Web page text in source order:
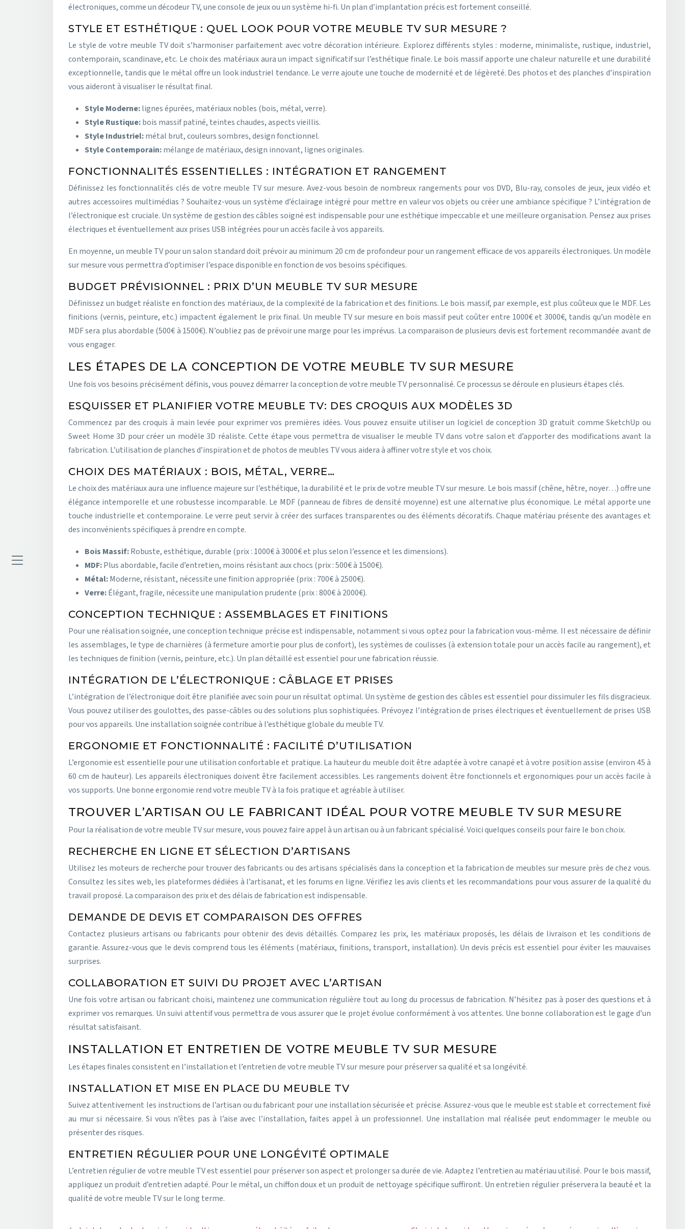
électroniques, comme un décodeur TV, une console de jeux ou un système hi-fi. Un plan d’implantation précis est fortement conseillé.
STYLE ET ESTHÉTIQUE : QUEL LOOK POUR VOTRE MEUBLE TV SUR MESURE ?
Le style de votre meuble TV doit s’harmoniser parfaitement avec votre décoration intérieure. Explorez différents styles : moderne, minimaliste, rustique, industriel,
contemporain, scandinave, etc. Le choix des matériaux aura un impact significatif sur l’esthétique finale. Le bois massif apporte une chaleur naturelle et une durabilité
exceptionnelle, tandis que le métal offre un look industriel tendance. Le verre ajoute une touche de modernité et de légèreté. Des photos et des planches d’inspiration
vous aideront à visualiser le résultat final.
Style Moderne:lignes épurées, matériaux nobles (bois, métal, verre).
Style Rustique:bois massif patiné, teintes chaudes, aspects vieillis.
Style Industriel:métal brut, couleurs sombres, design fonctionnel.
Style Contemporain:mélange de matériaux, design innovant, lignes originales.
FONCTIONNALITÉS ESSENTIELLES : INTÉGRATION ET RANGEMENT
Définissez les fonctionnalités clés de votre meuble TV sur mesure. Avez-vous besoin de nombreux rangements pour vos DVD, Blu-ray, consoles de jeux, jeux vidéo et
autres accessoires multimédias ? Souhaitez-vous un système d’éclairage intégré pour mettre en valeur vos objets ou créer une ambiance spécifique ? L’intégration de
l’électronique est cruciale. Un système de gestion des câbles soigné est indispensable pour une esthétique impeccable et une meilleure organisation. Pensez aux prises
électriques et éventuellement aux prises USB intégrées pour un accès facile à vos appareils.
En moyenne, un meuble TV pour un salon standard doit prévoir au minimum 20 cm de profondeur pour un rangement efficace de vos appareils électroniques. Un modèle
sur mesure vous permettra d’optimiser l’espace disponible en fonction de vos besoins spécifiques.
BUDGET PRÉVISIONNEL : PRIX D’UN MEUBLE TV SUR MESURE
Définissez un budget réaliste en fonction des matériaux, de la complexité de la fabrication et des finitions. Le bois massif, par exemple, est plus coûteux que le MDF. Les
finitions (vernis, peinture, etc.) impactent également le prix final. Un meuble TV sur mesure en bois massif peut coûter entre 1000€ et 3000€, tandis qu’un modèle en
MDF sera plus abordable (500€ à 1500€). N’oubliez pas de prévoir une marge pour les imprévus. La comparaison de plusieurs devis est fortement recommandée avant de
vous engager.
LES ÉTAPES DE LA CONCEPTION DE VOTRE MEUBLE TV SUR MESURE
Une fois vos besoins précisément définis, vous pouvez démarrer la conception de votre meuble TV personnalisé. Ce processus se déroule en plusieurs étapes clés.
ESQUISSER ET PLANIFIER VOTRE MEUBLE TV: DES CROQUIS AUX MODÈLES 3D
Commencez par des croquis à main levée pour exprimer vos premières idées. Vous pouvez ensuite utiliser un logiciel de conception 3D gratuit comme SketchUp ou
Sweet Home 3D pour créer un modèle 3D réaliste. Cette étape vous permettra de visualiser le meuble TV dans votre salon et d’apporter des modifications avant la
fabrication. L’utilisation de planches d’inspiration et de photos de meubles TV vous aidera à affiner votre style et vos choix.
CHOIX DES MATÉRIAUX : BOIS, MÉTAL, VERRE…
Le choix des matériaux aura une influence majeure sur l’esthétique, la durabilité et le prix de votre meuble TV sur mesure. Le bois massif (chêne, hêtre, noyer…) offre une
élégance intemporelle et une robustesse incomparable. Le MDF (panneau de fibres de densité moyenne) est une alternative plus économique. Le métal apporte une
touche industrielle et contemporaine. Le verre peut servir à créer des surfaces transparentes ou des éléments décoratifs. Chaque matériau présente des avantages et
des inconvénients spécifiques à prendre en compte.
Bois Massif:Robuste, esthétique, durable (prix : 1000€ à 3000€ et plus selon l’essence et les dimensions).
MDF:Plus abordable, facile d’entretien, moins résistant aux chocs (prix : 500€ à 1500€).
Métal:Moderne, résistant, nécessite une finition appropriée (prix : 700€ à 2500€).
Verre:Élégant, fragile, nécessite une manipulation prudente (prix : 800€ à 2000€).
CONCEPTION TECHNIQUE : ASSEMBLAGES ET FINITIONS
Pour une réalisation soignée, une conception technique précise est indispensable, notamment si vous optez pour la fabrication vous-même. Il est nécessaire de définir
les assemblages, le type de charnières (à fermeture amortie pour plus de confort), les systèmes de coulisses (à extension totale pour un accès facile au rangement), et
les techniques de finition (vernis, peinture, etc.). Un plan détaillé est essentiel pour une fabrication réussie.
INTÉGRATION DE L’ÉLECTRONIQUE : CÂBLAGE ET PRISES
L’intégration de l’électronique doit être planifiée avec soin pour un résultat optimal. Un système de gestion des câbles est essentiel pour dissimuler les fils disgracieux.
Vous pouvez utiliser des goulottes, des passe-câbles ou des solutions plus sophistiquées. Prévoyez l’intégration de prises électriques et éventuellement de prises USB
pour vos appareils. Une installation soignée contribue à l’esthétique globale du meuble TV.
ERGONOMIE ET FONCTIONNALITÉ : FACILITÉ D’UTILISATION
L’ergonomie est essentielle pour une utilisation confortable et pratique. La hauteur du meuble doit être adaptée à votre canapé et à votre position assise (environ 45 à
60 cm de hauteur). Les appareils électroniques doivent être facilement accessibles. Les rangements doivent être fonctionnels et ergonomiques pour un accès facile à
vos supports. Une bonne ergonomie rend votre meuble TV à la fois pratique et agréable à utiliser.
TROUVER L’ARTISAN OU LE FABRICANT IDÉAL POUR VOTRE MEUBLE TV SUR MESURE
Pour la réalisation de votre meuble TV sur mesure, vous pouvez faire appel à un artisan ou à un fabricant spécialisé. Voici quelques conseils pour faire le bon choix.
RECHERCHE EN LIGNE ET SÉLECTION D’ARTISANS
Utilisez les moteurs de recherche pour trouver des fabricants ou des artisans spécialisés dans la conception et la fabrication de meubles sur mesure près de chez vous.
Consultez les sites web, les plateformes dédiées à l’artisanat, et les forums en ligne. Vérifiez les avis clients et les recommandations pour vous assurer de la qualité du
travail proposé. La comparaison des prix et des délais de fabrication est indispensable.
DEMANDE DE DEVIS ET COMPARAISON DES OFFRES
Contactez plusieurs artisans ou fabricants pour obtenir des devis détaillés. Comparez les prix, les matériaux proposés, les délais de livraison et les conditions de
garantie. Assurez-vous que le devis comprend tous les éléments (matériaux, finitions, transport, installation). Un devis précis est essentiel pour éviter les mauvaises
surprises.
COLLABORATION ET SUIVI DU PROJET AVEC L’ARTISAN
Une fois votre artisan ou fabricant choisi, maintenez une communication régulière tout au long du processus de fabrication. N’hésitez pas à poser des questions et à
exprimer vos remarques. Un suivi attentif vous permettra de vous assurer que le projet évolue conformément à vos attentes. Une bonne collaboration est le gage d’un
résultat satisfaisant.
INSTALLATION ET ENTRETIEN DE VOTRE MEUBLE TV SUR MESURE
Les étapes finales consistent en l’installation et l’entretien de votre meuble TV sur mesure pour préserver sa qualité et sa longévité.
INSTALLATION ET MISE EN PLACE DU MEUBLE TV
Suivez attentivement les instructions de l’artisan ou du fabricant pour une installation sécurisée et précise. Assurez-vous que le meuble est stable et correctement fixé
au mur si nécessaire. Si vous n’êtes pas à l’aise avec l’installation, faites appel à un professionnel. Une installation mal réalisée peut endommager le meuble ou
présenter des risques.
ENTRETIEN RÉGULIER POUR UNE LONGÉVITÉ OPTIMALE
L’entretien régulier de votre meuble TV est essentiel pour préserver son aspect et prolonger sa durée de vie. Adaptez l’entretien au matériau utilisé. Pour le bois massif,
appliquez un produit d’entretien adapté. Pour le métal, un chiffon doux et un produit de nettoyage spécifique suffiront. Un entretien régulier préservera la beauté et la
qualité de votre meuble TV sur le long terme.